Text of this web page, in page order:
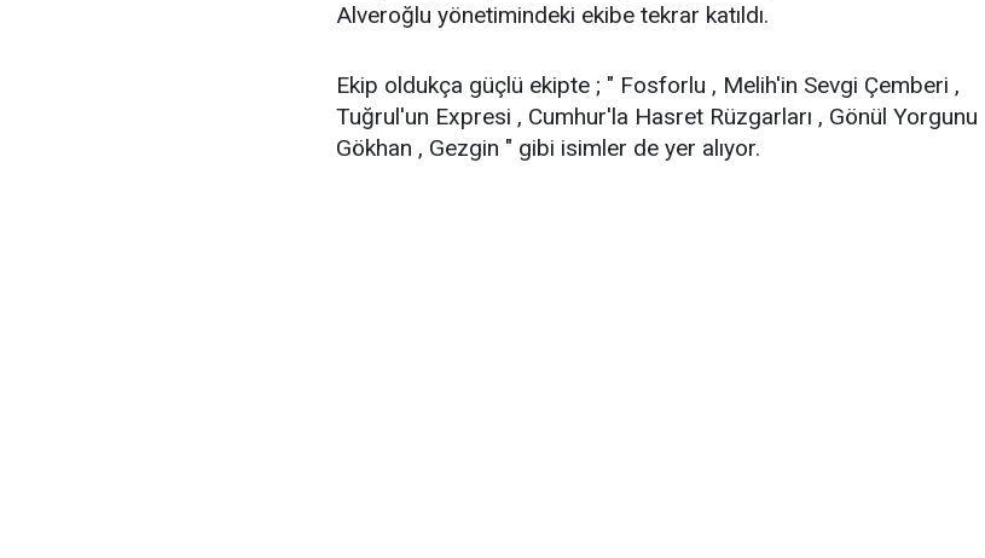
Alveroğlu yönetimindeki ekibe tekrar katıldı.
Ekip oldukça güçlü ekipte ; " Fosforlu , Melih'in Sevgi Çemberi ,
Tuğrul'un Expresi , Cumhur'la Hasret Rüzgarları , Gönül Yorgunu
Gökhan , Gezgin " gibi isimler de yer alıyor.